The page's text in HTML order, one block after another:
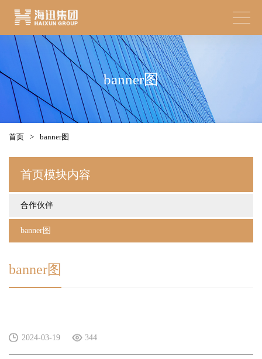
banner图
首页 > banner图
首页模块内容
合作伙伴
banner图
banner图
2024-03-19 344